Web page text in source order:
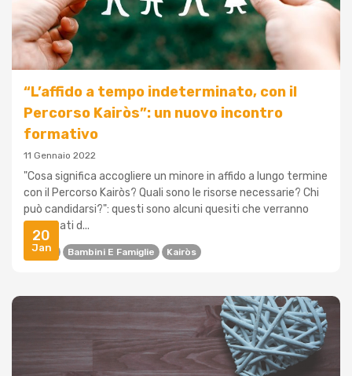
20
Jan
“L’affido a tempo indeterminato, con il
Percorso Kairòs”: un nuovo incontro
formativo
11 Gennaio 2022
"Cosa significa accogliere un minore in affido a lungo termine
con il Percorso Kairòs? Quali sono le risorse necessarie? Chi
può candidarsi?": questi sono alcuni quesiti che verranno
affrontati d...
Affido Bambini E Famiglie Kairòs